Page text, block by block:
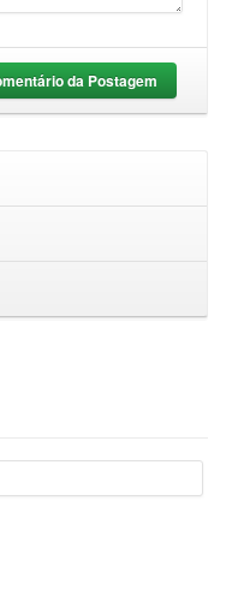
da Postagem